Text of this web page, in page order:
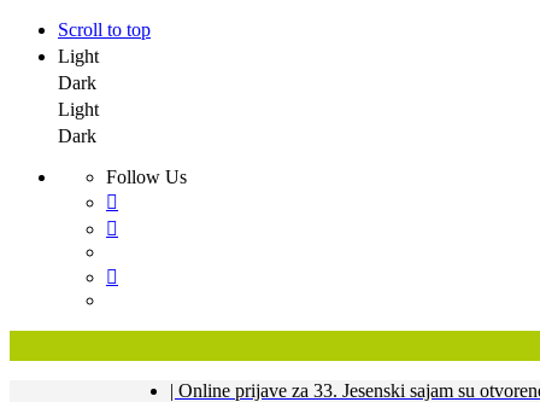
Scroll to top
Light
Dark
Light
Dark
Follow Us
| Online prijave za 33. Jesenski sajam su